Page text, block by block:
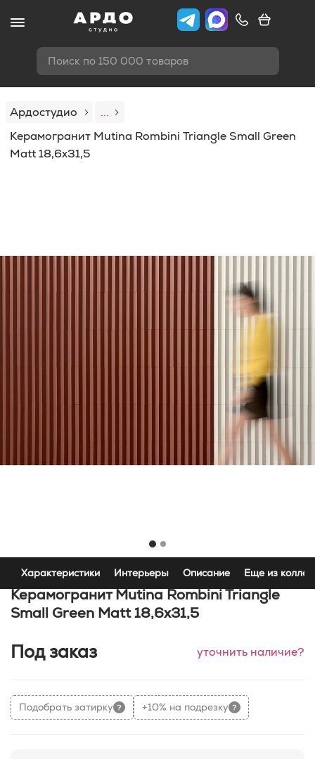
Поиск по 150 000 товаров
Ардостудио
...
Керамогранит Mutina Rombini Triangle Small Green
Matt 18,6x31,5
Характеристики Интерьеры Описание Еще из
Керамогранит Mutina Rombini Triangle
Small Green Matt 18,6x31,5
Под заказ уточнить наличие?
Подобрать затирку +10% на подрезку